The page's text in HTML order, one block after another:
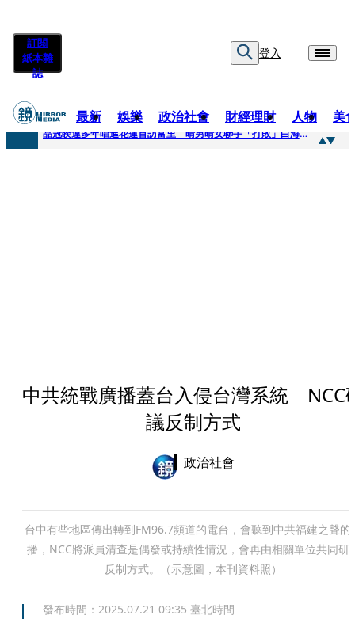
訂閱
紙本雜
誌
登入
最新 娛樂 政治社會 財經理財 人物 美
快訊
品冠睽違多年唱進花蓮首訪富里 晴男晴女聯手「打敗」白海豚颱風
中共統戰廣播蓋台入侵台灣系統 NCC
議反制方式
政治社會
台中有些地區傳出轉到FM96.7頻道的電台，會聽到中共福建之聲的
播，NCC將派員清查是偶發或持續性情況，會再由相關單位共同研
反制方式。（示意圖，本刊資料照）
發布時間： 2025.07.21 09:35 臺北時間